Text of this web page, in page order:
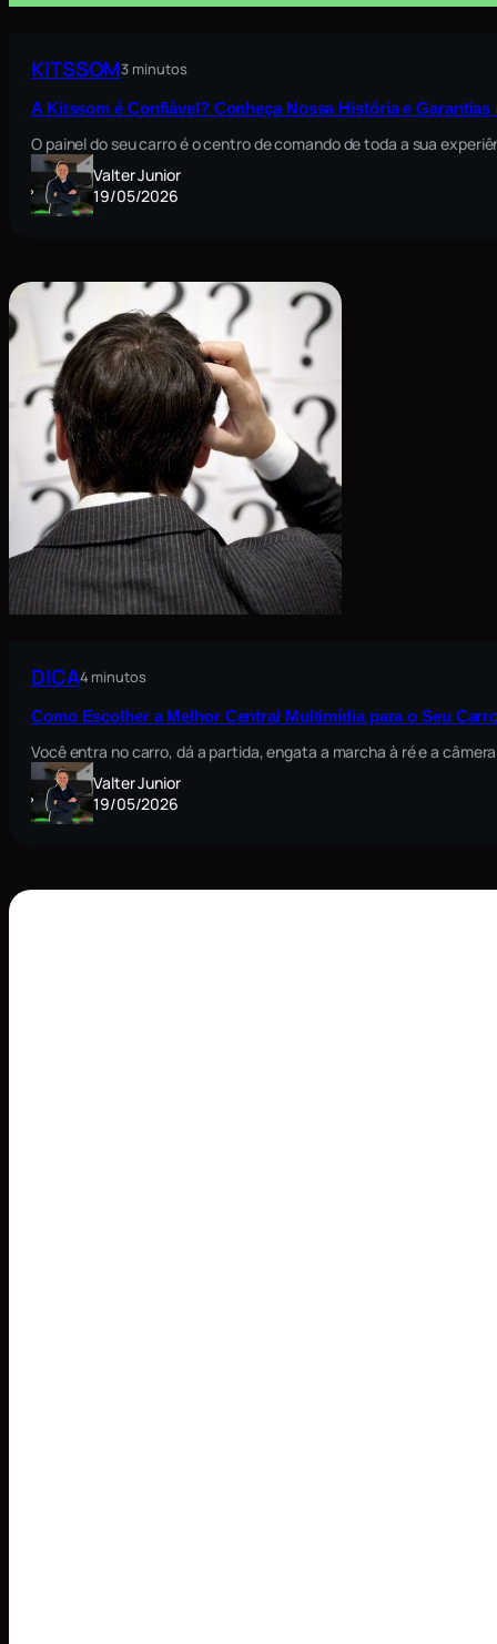
KITSSOM3 minutos
A Kitssom é Confiável? Conheça Nossa História e
O painel do seu carro é o centro de comando de toda a sua
Valter Junior
19/05/2026
DICA4 minutos
Como Escolher a Melhor Central Multimídia para o Seu
Você entra no carro, dá a partida, engata a marcha à ré e a
Valter Junior
19/05/2026